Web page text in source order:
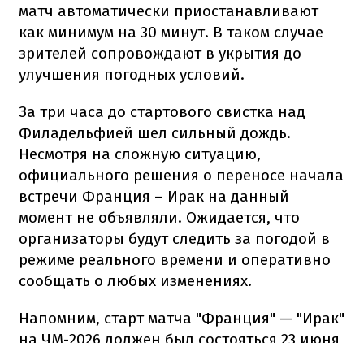
матч автоматически приостанавливают
как минимум на 30 минут. В таком случае
зрителей сопровождают в укрытия до
улучшения погодных условий.
За три часа до стартового свистка над
Филадельфией шел сильный дождь.
Несмотря на сложную ситуацию,
официального решения о переносе начала
встречи Франция – Ирак на данный
момент не объявляли. Ожидается, что
организаторы будут следить за погодой в
режиме реального времени и оперативно
сообщать о любых изменениях.
Напомним, старт матча "Франция" — "Ирак"
на ЧМ-2026 должен был состояться 23 июня